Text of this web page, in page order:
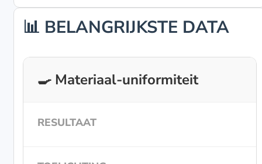
📊 BELANGRIJKSTE DATA
🍳 Materiaal-uniformiteit